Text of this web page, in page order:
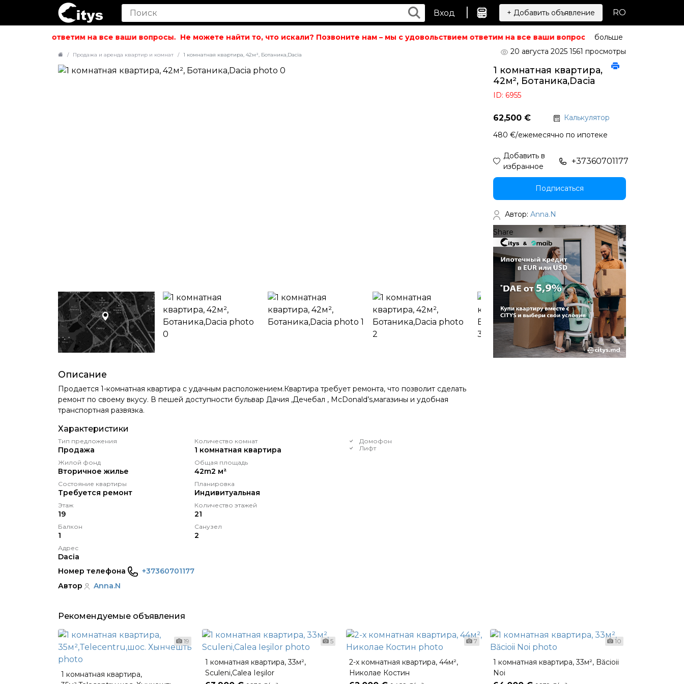
Вход | + Добавить объявление RO
ответим на все ваши вопросы. Не можете найти то, что искали? Позвоните нам – мы с удовольствием ответим на все ваши вопросы. Не можете найти то,
больше
Продажа и аренда квартир и комнат 1 комнатная квартира, 42м², Ботаника,Dacia
Описание
Продается 1-комнатная квартира с удачным расположением.Квартира требует ремонта, что позволит сделать
ремонт по своему вкусу. В пешей доступности бульвар Дачия ,Дечебал , McDonald’s,магазины и удобная
транспортная развязка.
Характеристики
Тип предложения
Продажа
Количество комнат
1 комнатная квартира
Жилой фонд
Вторичное жилье
Общая площадь
42m2 м²
Состояние квартиры
Требуется ремонт
Планировка
Индивитуальная
Этаж
19
Количество этажей
21
Балкон
1
Санузел
2
Адрес
Dacia
Номер телефона
+37360701177
Автор
Anna.N
Домофон
Лифт
20 августа 2025 1561 просмотры
1 комнатная квартира,
42м², Ботаника,Dacia
ID: 6955
62,500 €
Калькулятор
480 €/ежемесячно по ипотеке
Добавить в
избранное
+37360701177
Подписаться
Автор: Anna.N
Share
Рекомендуемые объявления
19
1 комнатная квартира,
5
1 комнатная квартира, 33м²,
Sculeni,Calea Ieşilor
7
2-х комнатная квартира, 44м²,
Николае Костин
10
1 комнатная квартира, 33м², Băcioii
Noi